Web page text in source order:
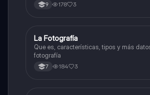
9 178 3
Artes
La Fotografía
Que es, características, tipos y más
fotografía
7 184 3